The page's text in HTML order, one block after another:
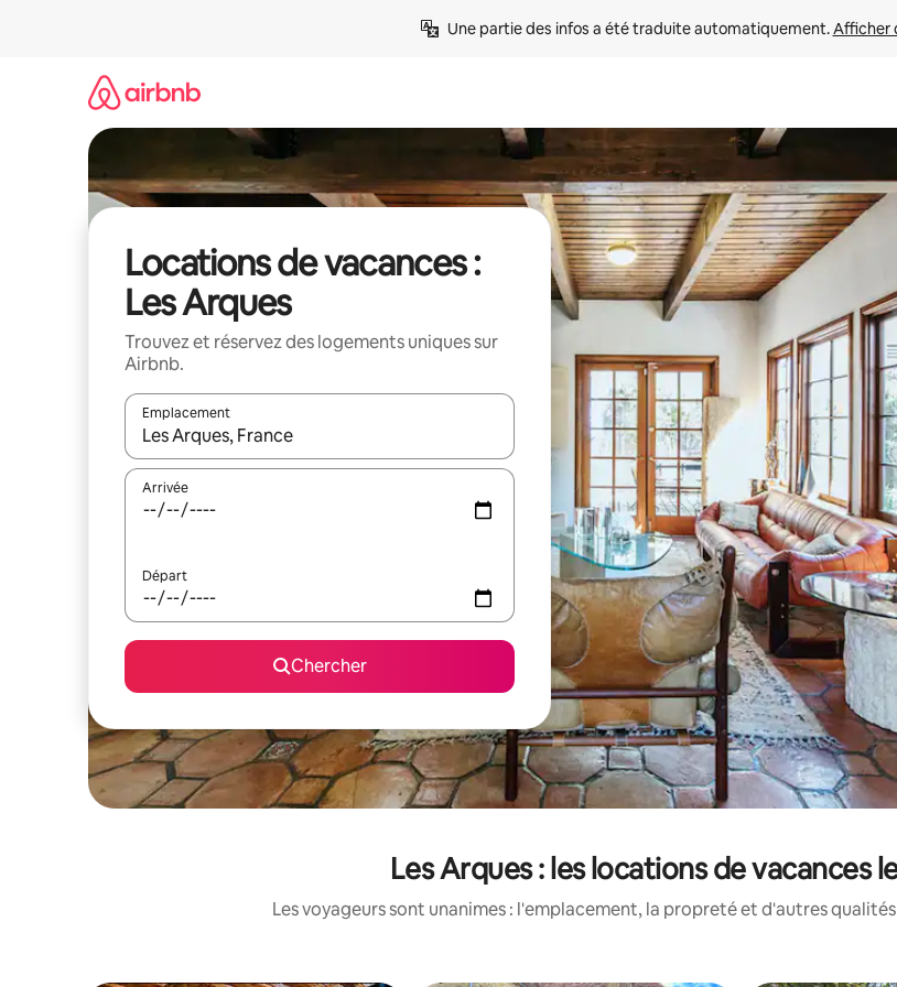
Une partie des infos a été traduite automatiquement. Afficher
Locations de vacances :
Les Arques
Trouvez et réservez des logements uniques sur
Airbnb.
Emplacement
Quand les résultats sont affichés, parcourez-les en utilisant les flèches vers le haut et vers le bas, ou en
Arrivée
Départ
Chercher
Les Arques : les locations de vacances
Les voyageurs sont unanimes : l'emplacement, la propreté et d'autres